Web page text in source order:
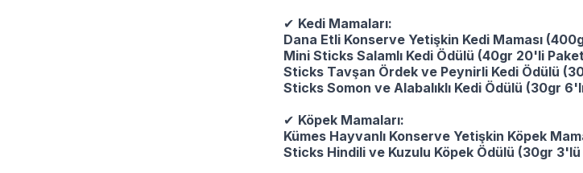
✔ Kedi Mamaları:
Dana Etli Konserve Yetişkin Kedi Maması
Mini Sticks Salamlı Kedi Ödülü (40gr 20'li
Sticks Tavşan Ördek ve Peynirli Kedi Ödülü
Sticks Somon ve Alabalıklı Kedi Ödülü (30gr
✔ Köpek Mamaları:
Kümes Hayvanlı Konserve Yetişkin Köpek
Sticks Hindili ve Kuzulu Köpek Ödülü (30gr